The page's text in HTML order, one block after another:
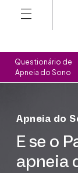
Questionário de
Apneia do Sono
Apneia do
E se o
apneia